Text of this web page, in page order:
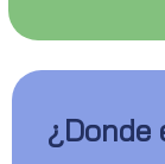
¿Donde